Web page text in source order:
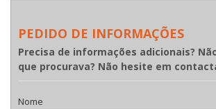
PEDIDO DE INFORMAÇÕES
Precisa de informações adicionais?
que procurava? Não hesite em
Nome